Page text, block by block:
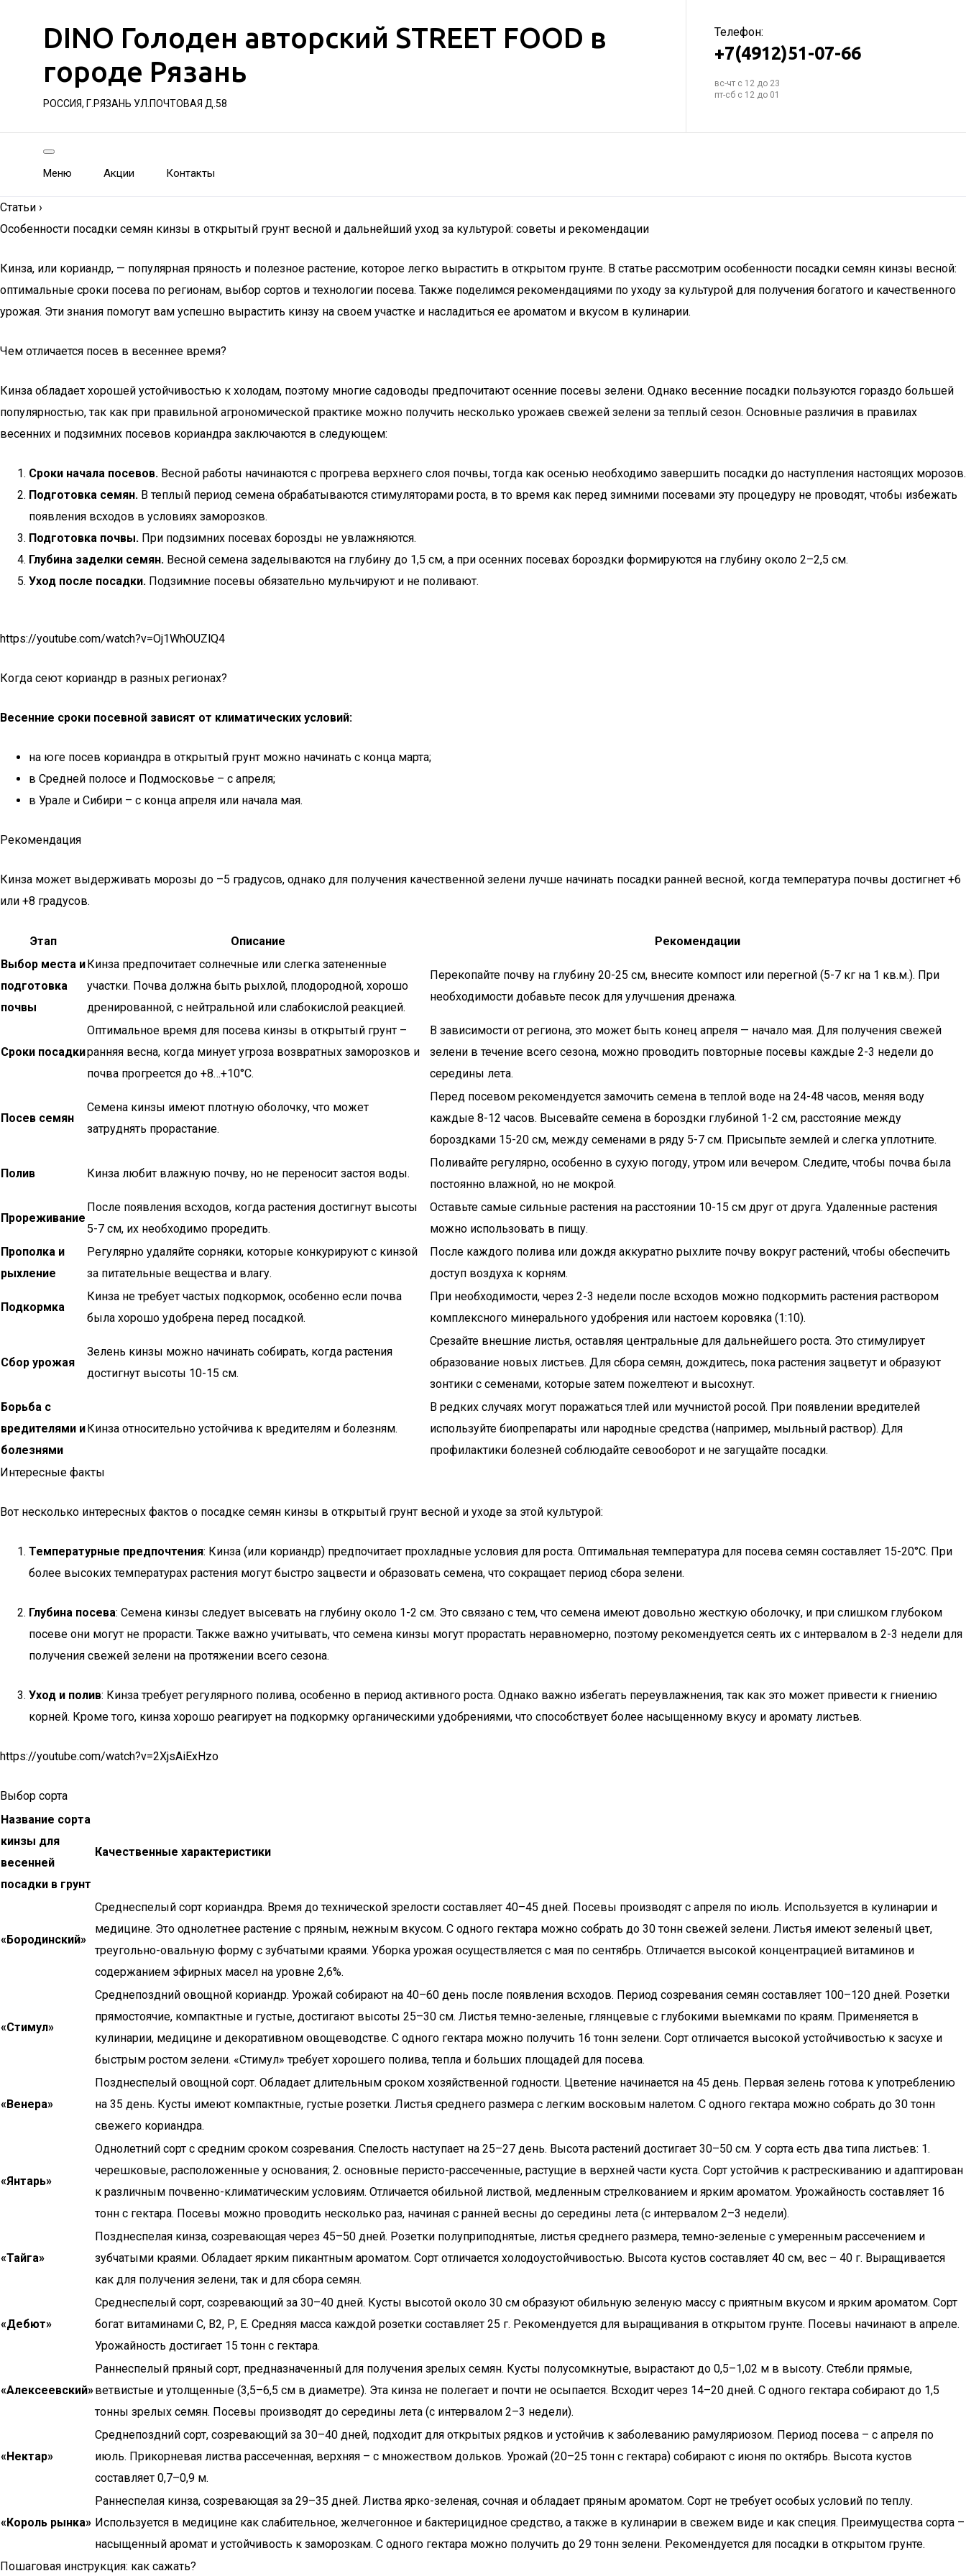
DINO Голоден авторский STREET FOOD в
городе Рязань
РОССИЯ, Г.РЯЗАНЬ УЛ.ПОЧТОВАЯ Д.58
Телефон:
+7(4912)51-07-66
вс-чт с 12 до 23
пт-сб с 12 до 01
Меню Акции Контакты
Статьи ›
Особенности посадки семян кинзы в открытый грунт весной и дальнейший уход за культурой: советы и рекомендации
Кинза, или кориандр, — популярная пряность и полезное растение, которое легко вырастить в открытом грунте. В статье рассмотрим особенности посадки семян кинзы весной:
оптимальные сроки посева по регионам, выбор сортов и технологии посева. Также поделимся рекомендациями по уходу за культурой для получения богатого и качественного
урожая. Эти знания помогут вам успешно вырастить кинзу на своем участке и насладиться ее ароматом и вкусом в кулинарии.
Чем отличается посев в весеннее время?
Кинза обладает хорошей устойчивостью к холодам, поэтому многие садоводы предпочитают осенние посевы зелени. Однако весенние посадки пользуются гораздо большей
популярностью, так как при правильной агрономической практике можно получить несколько урожаев свежей зелени за теплый сезон. Основные различия в правилах
весенних и подзимних посевов кориандра заключаются в следующем:
Сроки начала посевов. Весной работы начинаются с прогрева верхнего слоя почвы, тогда как осенью необходимо завершить посадки до наступления настоящих морозов.
Подготовка семян. В теплый период семена обрабатываются стимуляторами роста, в то время как перед зимними посевами эту процедуру не проводят, чтобы избежать
появления всходов в условиях заморозков.
Подготовка почвы. При подзимних посевах борозды не увлажняются.
Глубина заделки семян. Весной семена заделываются на глубину до 1,5 см, а при осенних посевах бороздки формируются на глубину около 2–2,5 см.
Уход после посадки. Подзимние посевы обязательно мульчируют и не поливают.
https://youtube.com/watch?v=Oj1WhOUZlQ4
Когда сеют кориандр в разных регионах?
Весенние сроки посевной зависят от климатических условий:
на юге посев кориандра в открытый грунт можно начинать с конца марта;
в Средней полосе и Подмосковье – с апреля;
в Урале и Сибири – с конца апреля или начала мая.
Рекомендация
Кинза может выдерживать морозы до –5 градусов, однако для получения качественной зелени лучше начинать посадки ранней весной, когда температура почвы достигнет +6
или +8 градусов.
Этап Описание
Рекомендации
Выбор места и
подготовка
почвы
Кинза предпочитает солнечные или слегка затененные
участки. Почва должна быть рыхлой, плодородной, хорошо
дренированной, с нейтральной или слабокислой реакцией.
Перекопайте почву на глубину 20-25 см, внесите компост или перегной (5-7 кг на 1 кв.м.). При
необходимости добавьте песок для улучшения дренажа.
Сроки посадки
Оптимальное время для посева кинзы в открытый грунт –
ранняя весна, когда минует угроза возвратных заморозков и
почва прогреется до +8…+10°C.
В зависимости от региона, это может быть конец апреля — начало мая. Для получения свежей
зелени в течение всего сезона, можно проводить повторные посевы каждые 2-3 недели до
середины лета.
Посев семян
Семена кинзы имеют плотную оболочку, что может
затруднять прорастание.
Перед посевом рекомендуется замочить семена в теплой воде на 24-48 часов, меняя воду
каждые 8-12 часов. Высевайте семена в бороздки глубиной 1-2 см, расстояние между
бороздками 15-20 см, между семенами в ряду 5-7 см. Присыпьте землей и слегка уплотните.
Полив Кинза любит влажную почву, но не переносит застоя воды.
Поливайте регулярно, особенно в сухую погоду, утром или вечером. Следите, чтобы почва была
постоянно влажной, но не мокрой.
Прореживание
После появления всходов, когда растения достигнут высоты
5-7 см, их необходимо проредить.
Оставьте самые сильные растения на расстоянии 10-15 см друг от друга. Удаленные растения
можно использовать в пищу.
Прополка и
рыхление
Регулярно удаляйте сорняки, которые конкурируют с кинзой
за питательные вещества и влагу.
После каждого полива или дождя аккуратно рыхлите почву вокруг растений, чтобы обеспечить
доступ воздуха к корням.
Подкормка
Кинза не требует частых подкормок, особенно если почва
была хорошо удобрена перед посадкой.
При необходимости, через 2-3 недели после всходов можно подкормить растения раствором
комплексного минерального удобрения или настоем коровяка (1:10).
Сбор урожая
Зелень кинзы можно начинать собирать, когда растения
достигнут высоты 10-15 см.
Срезайте внешние листья, оставляя центральные для дальнейшего роста. Это стимулирует
образование новых листьев. Для сбора семян, дождитесь, пока растения зацветут и образуют
зонтики с семенами, которые затем пожелтеют и высохнут.
Борьба с
вредителями и
болезнями
Кинза относительно устойчива к вредителям и болезням.
В редких случаях могут поражаться тлей или мучнистой росой. При появлении вредителей
используйте биопрепараты или народные средства (например, мыльный раствор). Для
профилактики болезней соблюдайте севооборот и не загущайте посадки.
Интересные факты
Вот несколько интересных фактов о посадке семян кинзы в открытый грунт весной и уходе за этой культурой:
Температурные предпочтения: Кинза (или кориандр) предпочитает прохладные условия для роста. Оптимальная температура для посева семян составляет 15-20°C. При
более высоких температурах растения могут быстро зацвести и образовать семена, что сокращает период сбора зелени.
Глубина посева: Семена кинзы следует высевать на глубину около 1-2 см. Это связано с тем, что семена имеют довольно жесткую оболочку, и при слишком глубоком
посеве они могут не прорасти. Также важно учитывать, что семена кинзы могут прорастать неравномерно, поэтому рекомендуется сеять их с интервалом в 2-3 недели для
получения свежей зелени на протяжении всего сезона.
Уход и полив: Кинза требует регулярного полива, особенно в период активного роста. Однако важно избегать переувлажнения, так как это может привести к гниению
корней. Кроме того, кинза хорошо реагирует на подкормку органическими удобрениями, что способствует более насыщенному вкусу и аромату листьев.
https://youtube.com/watch?v=2XjsAiExHzo
Выбор сорта
Название сорта
кинзы для
весенней
посадки в грунт
Качественные характеристики
«Бородинский»
Среднеспелый сорт кориандра. Время до технической зрелости составляет 40–45 дней. Посевы производят с апреля по июль. Используется в кулинарии и
медицине. Это однолетнее растение с пряным, нежным вкусом. С одного гектара можно собрать до 30 тонн свежей зелени. Листья имеют зеленый цвет,
треугольно-овальную форму с зубчатыми краями. Уборка урожая осуществляется с мая по сентябрь. Отличается высокой концентрацией витаминов и
содержанием эфирных масел на уровне 2,6%.
«Стимул»
Среднепоздний овощной кориандр. Урожай собирают на 40–60 день после появления всходов. Период созревания семян составляет 100–120 дней. Розетки
прямостоячие, компактные и густые, достигают высоты 25–30 см. Листья темно-зеленые, глянцевые с глубокими выемками по краям. Применяется в
кулинарии, медицине и декоративном овощеводстве. С одного гектара можно получить 16 тонн зелени. Сорт отличается высокой устойчивостью к засухе и
быстрым ростом зелени. «Стимул» требует хорошего полива, тепла и больших площадей для посева.
«Венера»
Позднеспелый овощной сорт. Обладает длительным сроком хозяйственной годности. Цветение начинается на 45 день. Первая зелень готова к употреблению
на 35 день. Кусты имеют компактные, густые розетки. Листья среднего размера с легким восковым налетом. С одного гектара можно собрать до 30 тонн
свежего кориандра.
«Янтарь»
Однолетний сорт с средним сроком созревания. Спелость наступает на 25–27 день. Высота растений достигает 30–50 см. У сорта есть два типа листьев: 1.
черешковые, расположенные у основания; 2. основные перисто-рассеченные, растущие в верхней части куста. Сорт устойчив к растрескиванию и адаптирован
к различным почвенно-климатическим условиям. Отличается обильной листвой, медленным стрелкованием и ярким ароматом. Урожайность составляет 16
тонн с гектара. Посевы можно проводить несколько раз, начиная с ранней весны до середины лета (с интервалом 2–3 недели).
«Тайга»
Позднеспелая кинза, созревающая через 45–50 дней. Розетки полуприподнятые, листья среднего размера, темно-зеленые с умеренным рассечением и
зубчатыми краями. Обладает ярким пикантным ароматом. Сорт отличается холодоустойчивостью. Высота кустов составляет 40 см, вес – 40 г. Выращивается
как для получения зелени, так и для сбора семян.
«Дебют»
Среднеспелый сорт, созревающий за 30–40 дней. Кусты высотой около 30 см образуют обильную зеленую массу с приятным вкусом и ярким ароматом. Сорт
богат витаминами С, В2, Р, Е. Средняя масса каждой розетки составляет 25 г. Рекомендуется для выращивания в открытом грунте. Посевы начинают в апреле.
Урожайность достигает 15 тонн с гектара.
«Алексеевский»
Раннеспелый пряный сорт, предназначенный для получения зрелых семян. Кусты полусомкнутые, вырастают до 0,5–1,02 м в высоту. Стебли прямые,
ветвистые и утолщенные (3,5–6,5 см в диаметре). Эта кинза не полегает и почти не осыпается. Всходит через 14–20 дней. С одного гектара собирают до 1,5
тонны зрелых семян. Посевы производят до середины лета (с интервалом 2–3 недели).
«Нектар»
Среднепоздний сорт, созревающий за 30–40 дней, подходит для открытых рядков и устойчив к заболеванию рамуляриозом. Период посева – с апреля по
июль. Прикорневая листва рассеченная, верхняя – с множеством дольков. Урожай (20–25 тонн с гектара) собирают с июня по октябрь. Высота кустов
составляет 0,7–0,9 м.
«Король рынка»
Раннеспелая кинза, созревающая за 29–35 дней. Листва ярко-зеленая, сочная и обладает пряным ароматом. Сорт не требует особых условий по теплу.
Используется в медицине как слабительное, желчегонное и бактерицидное средство, а также в кулинарии в свежем виде и как специя. Преимущества сорта –
насыщенный аромат и устойчивость к заморозкам. С одного гектара можно получить до 29 тонн зелени. Рекомендуется для посадки в открытом грунте.
Пошаговая инструкция: как сажать?